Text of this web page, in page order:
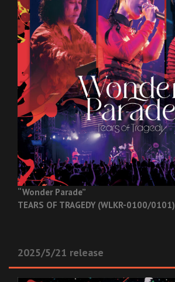
“Wonder Parade”
TEARS OF TRAGEDY (WLKR-0100/0101)
2025/5/21 release